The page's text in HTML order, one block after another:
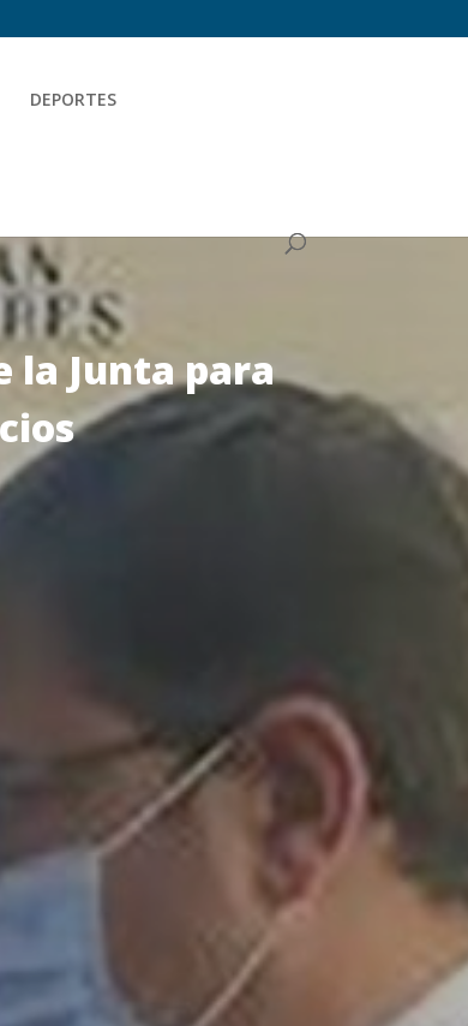
DEPORTES
la Junta para